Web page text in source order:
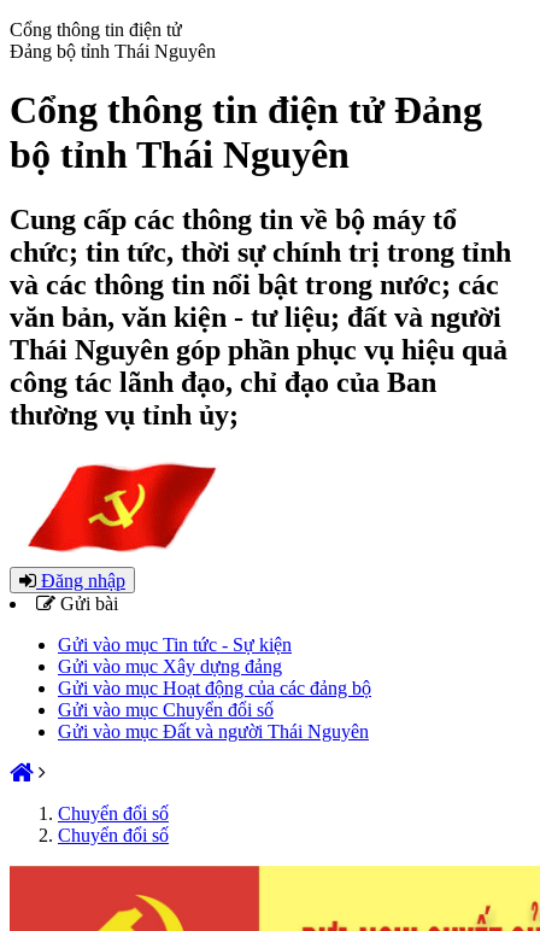
Cổng thông tin điện tử
Đảng bộ tỉnh Thái Nguyên
Cổng thông tin điện tử Đảng
bộ tỉnh Thái Nguyên
Cung cấp các thông tin về bộ máy tổ
chức; tin tức, thời sự chính trị trong tỉnh
và các thông tin nổi bật trong nước; các
văn bản, văn kiện - tư liệu; đất và người
Thái Nguyên góp phần phục vụ hiệu quả
công tác lãnh đạo, chỉ đạo của Ban
thường vụ tỉnh ủy;
Đăng nhập
Gửi bài
Gửi vào mục Tin tức - Sự kiện
Gửi vào mục Xây dựng đảng
Gửi vào mục Hoạt động của các đảng bộ
Gửi vào mục Chuyển đổi số
Gửi vào mục Đất và người Thái Nguyên
Chuyển đổi số
Chuyển đổi số